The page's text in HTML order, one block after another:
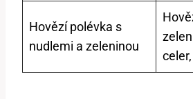
Hovězí‌ polévka s
nudlemi a zeleninou